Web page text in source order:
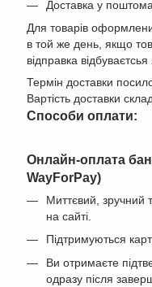
Доставка у
Для товарів
в той же день, якщо
відправка
Термін доставки
Вартість доставки
Cпособи оплати:
Онлайн-оплата
WayForPay)
Миттєвий, зручний
на сайті.
Підтримуються
Ви отримаєте
одразу після